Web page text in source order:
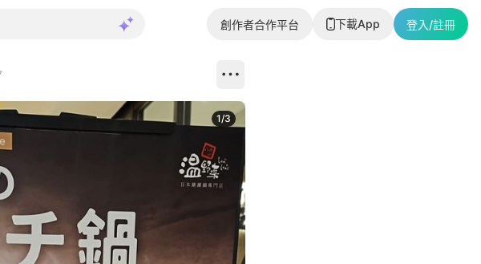
創作者合作平台 下載App 登入/註冊
1/3